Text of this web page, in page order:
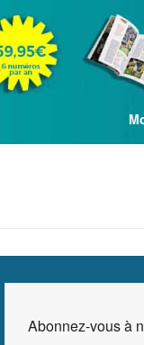
Abonnez-vous à